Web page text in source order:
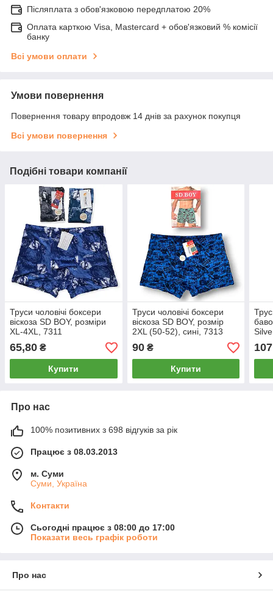
Післяплата з обов'язковою передплатою 20%
Оплата карткою Visa, Mastercard + обов'язковий % комісії
банку
Всі умови оплати
Умови повернення
Повернення товару впродовж 14 днів за рахунок покупця
Всі умови повернення
Подібні товари компанії
Труси чоловічі боксери
віскоза SD BOY, розміри
XL-4XL, 7311
65,80 ₴
Купити
Труси чоловічі боксери
віскоза SD BOY, розмір
2XL (50-52), сині, 7313
90₴
Купити
XL
Про нас
100% позитивних з 698 відгуків за рік
Працює з 08.03.2013
м. Суми
Суми, Україна
Контакти
Сьогодні працює з 08:00 до 17:00
Показати весь графік роботи
Про нас